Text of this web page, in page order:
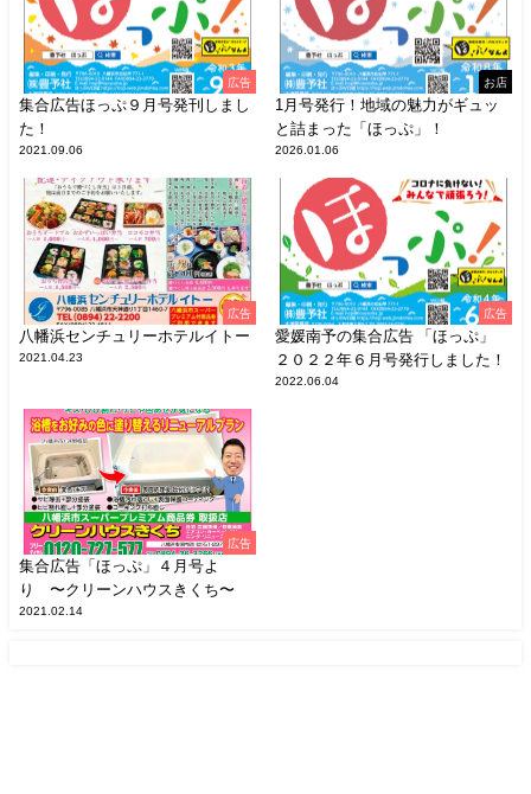
広告
集合広告ほっぷ９月号発刊しまし
た！
2021.09.06
お店
1月号発行！地域の魅力がギュッ
と詰まった「ほっぷ」！
2026.01.06
広告
八幡浜センチュリーホテルイトー
2021.04.23
広告
愛媛南予の集合広告 「ほっぷ」
２０２２年６月号発行しました！
2022.06.04
広告
集合広告「ほっぷ」４月号よ
り 〜クリーンハウスきくち〜
2021.02.14